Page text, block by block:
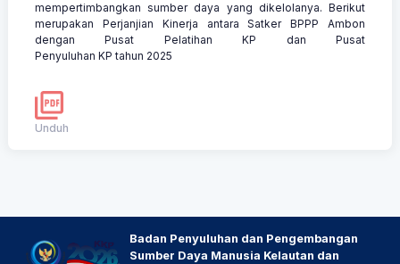
mempertimbangkan sumber daya yang dikelolanya. Berikut
merupakan Perjanjian Kinerja antara Satker BPPP Ambon
dengan Pusat Pelatihan KP dan Pusat
Penyuluhan KP tahun 2025
Unduh
Badan Penyuluhan dan Pengembangan
Sumber Daya Manusia Kelautan dan